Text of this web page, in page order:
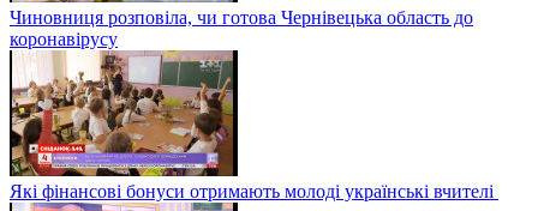
Чиновниця розповіла, чи готова Чернівецька область до
коронавірусу
Які фінансові бонуси отримають молоді українські вчителі